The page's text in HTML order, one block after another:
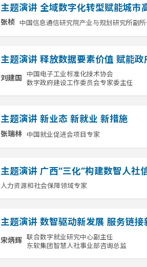
主题演讲 全域数字化转型赋能城市
张桢 中国信息通信研究院产业与规划研究所副所
主题演讲 释放数据要素价值 赋能政
刘建国
中国电子工业标准化技术协会
数字政府建设工作委员会专家委主任
主题演讲 新业态 新就业 新措施
张瑞林 中国就业促进会项目专家
主题演讲 广西“三化”构建数智人社
人力资源和社会保障领域专家
主题演讲 数智驱动新发展 服务链
宋炳辉
联合数字就业研究中心副主任
东软集团智慧人社事业部咨询总监